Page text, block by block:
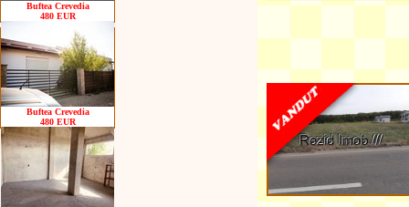
Buftea Crevedia
480 EUR
Buftea Crevedia
480 EUR